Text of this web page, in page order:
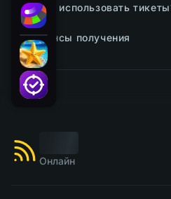
Как использовать
Шансы получения
Онлайн